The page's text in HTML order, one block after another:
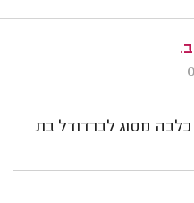
כלבה מסוג לברדודל בת